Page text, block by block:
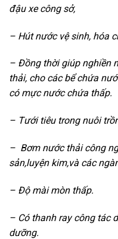
đậu xe công sở,
– Hút nước vệ sinh, hóa
– Đồng thời giúp nghiền
thải, cho các bể chứa
có mực nước chứa thấp.
– Tưới tiêu trong nuôi
– Bơm nước thải công
sản,luyện kim,và các
– Độ mài mòn thấp.
– Có thanh ray công tác
dưỡng.